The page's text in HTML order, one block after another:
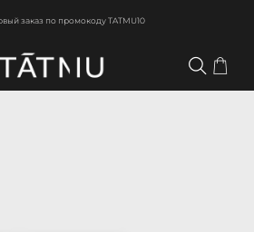
заказ по промокоду TATMU10